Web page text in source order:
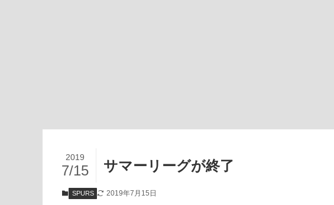
サマーリーグが終了
2019
7/15
SPURS 2019年7月15日